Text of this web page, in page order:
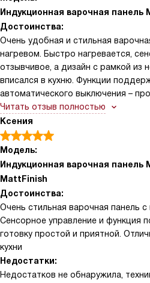
Индукционная варочная панель
Достоинства:
Очень удобная и стильная
нагревом. Быстро нагревается,
отзывчивое, а дизайн с рамкой из
вписался в кухню. Функции
автоматического выключения –
Читать отзыв полностью
Ксения
Модель:
Индукционная варочная панель
MattFinish
Достоинства:
Очень стильная варочная панель
Сенсорное управление и функция
готовку простой и приятной.
кухни
Недостатки:
Недостатков не обнаружила,